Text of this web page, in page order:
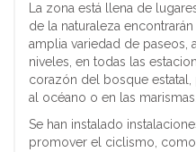
La zona está llena de
de la naturaleza
amplia variedad de paseos,
niveles, en todas las
corazón del bosque
al océano o en las marismas.
Se han instalado
promover el ciclismo, como